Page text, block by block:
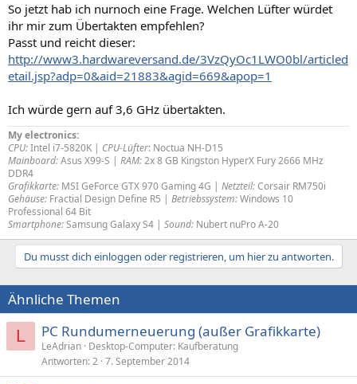
So jetzt hab ich nurnoch eine Frage. Welchen Lüfter würdet
ihr mir zum Übertakten empfehlen?
Passt und reicht dieser:
http://www3.hardwareversand.de/3VzQyOc1LWO0bl/articled
etail.jsp?adp=0&aid=21883&agid=669&apop=1
Ich würde gern auf 3,6 GHz übertakten.
My electronics:
CPU:Intel i7-5820K | CPU-Lüfter: Noctua NH-D15
Mainboard:Asus X99-S | RAM:2x 8 GB Kingston HyperX Fury 2666 MHz
DDR4
Grafikkarte: MSI GeForce GTX 970 Gaming 4G | Netzteil:Corsair RM750i
Gehäuse: Fractial Design Define R5 | Betriebssystem:Windows 10
Professional 64 Bit
Smartphone:Samsung Galaxy S4 | Sound: Nubert nuPro A-20
Du musst dich einloggen oder registrieren, um hier zu antworten.
Ähnliche Themen
L PC Rundumerneuerung (außer Grafikkarte)
LeAdrian Desktop-Computer: Kaufberatung
Antworten 2 7. September 2014